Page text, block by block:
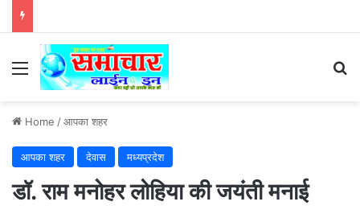
Menu
Home /आपका शहर
आपका शहर देवास मध्यप्रदेश
डॉ. राम मनोहर लोहिया की जयंती मनाई